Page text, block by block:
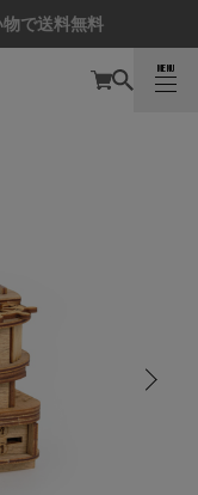
で送料無料
MENU
CLOSE